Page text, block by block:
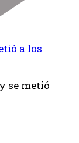
a los